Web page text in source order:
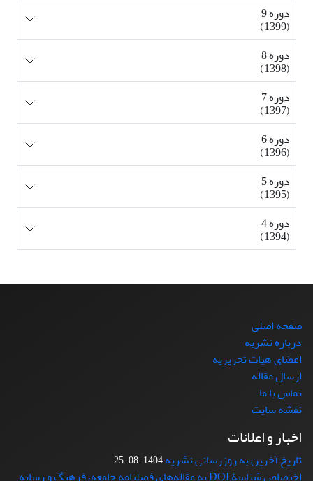
دوره 9
(1399)
دوره 8
(1398)
دوره 7
(1397)
دوره 6
(1396)
دوره 5
(1395)
دوره 4
(1394)
صفحه اصلی
درباره نشریه
اعضای هیات تحریریه
ارسال مقاله
تماس با ما
نقشه سایت
اخبار و اعلانات
تاریخ آخرین به روزرسانی نشریه1404-08-25